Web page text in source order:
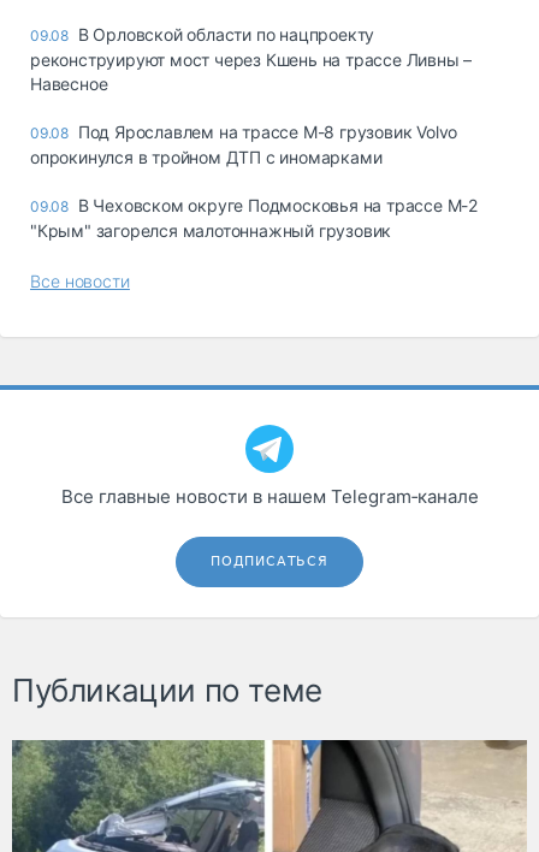
09.08 В Орловской области по нацпроекту
реконструируют мост через Кшень на трассе Ливны –
Навесное
09.08 Под Ярославлем на трассе М-8 грузовик Volvo
опрокинулся в тройном ДТП с иномарками
09.08 В Чеховском округе Подмосковья на трассе М-2
"Крым" загорелся малотоннажный грузовик
Все новости
Все главные новости в нашем Telegram‑канале
ПОДПИСАТЬСЯ
Публикации по теме